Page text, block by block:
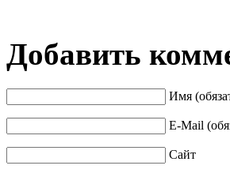
Добавить
Имя
E-Mail
Сайт